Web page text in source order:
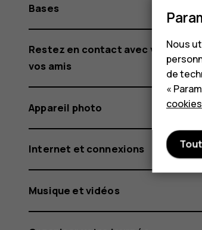
Bases
Restez en contact avec votre
vos amis
Appareil photo
Internet et connexions
Musique et vidéos
Nous
de
«
cookies